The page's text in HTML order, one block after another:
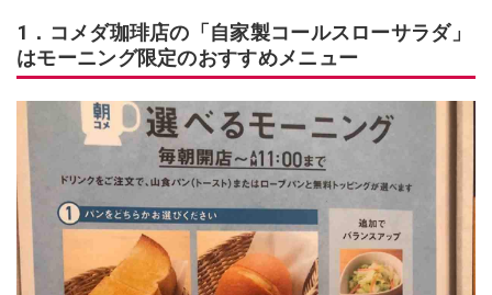
1．コメダ珈琲店の「自家製コールスローサラダ」
はモーニング限定のおすすめメニュー